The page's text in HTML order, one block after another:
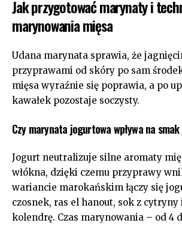
Jak przygotować marynaty i
marynowania mięsa
Udana marynata sprawia, że
przyprawami od skóry po sam
mięsa wyraźnie się poprawia, a po
kawałek pozostaje soczysty.
Czy marynata jogurtowa wpływa na
Jogurt neutralizuje silne aromaty
włókna, dzięki czemu przyprawy
wariancie marokańskim łączy się
czosnek, ras el hanout, sok z cytryny
kolendrę. Czas marynowania – od 4